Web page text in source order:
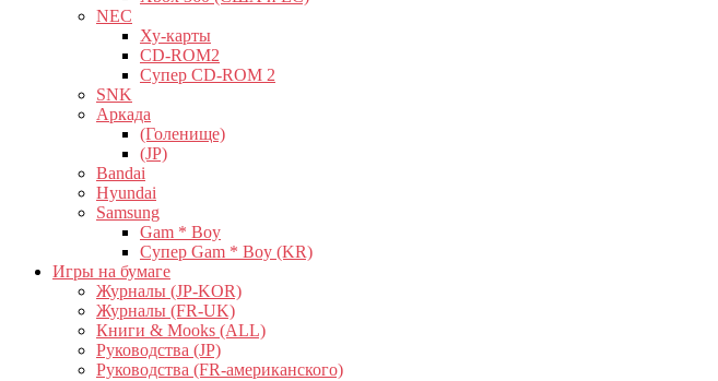
NEC
Ху-карты
CD-ROM2
Супер CD-ROM 2
SNK
Аркада
(Голенище)
(JP)
Bandai
Hyundai
Samsung
Gam * Boy
Супер Gam * Boy (KR)
Игры на бумаге
Журналы (JP-KOR)
Журналы (FR-UK)
Книги & Mooks (ALL)
Руководства (JP)
Руководства (FR-американского)